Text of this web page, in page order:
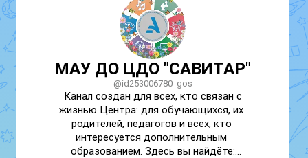
МАУ ДО ЦДО "САВИТАР"
@id253006780_gos
Канал создан для всех, кто связан с
жизнью Центра: для обучающихся, их
родителей, педагогов и всех, кто
интересуется дополнительным
образованием. Здесь вы найдёте: